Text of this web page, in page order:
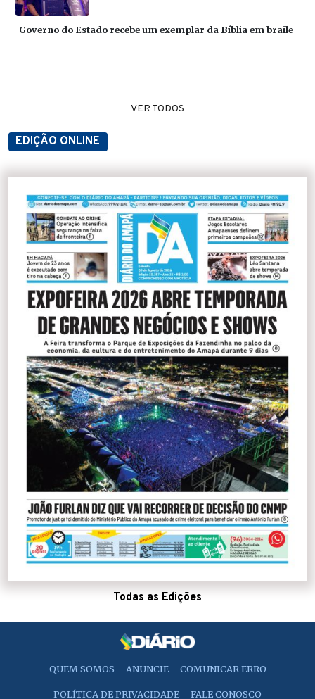
Governo do Estado recebe um exemplar da Bíblia em braile
VER TODOS
EDIÇÃO ONLINE
Todas as Edições
QUEM SOMOS ANUNCIE COMUNICAR ERRO
POLÍTICA DE PRIVACIDADE FALE CONOSCO